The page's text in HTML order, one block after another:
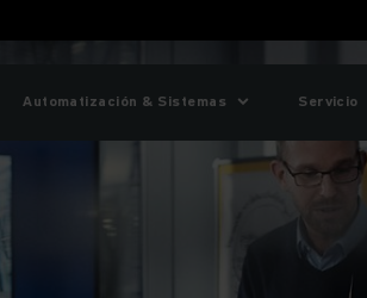
Automatización & Sistemas Servicio